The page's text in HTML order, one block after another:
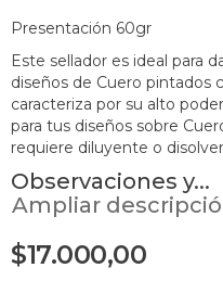
Presentación 60gr
Este sellador es ideal para
diseños de Cuero pintados
caracteriza por su alto
para tus diseños sobre
requiere diluyente o
Observaciones y...
Ampliar
$17.000,00